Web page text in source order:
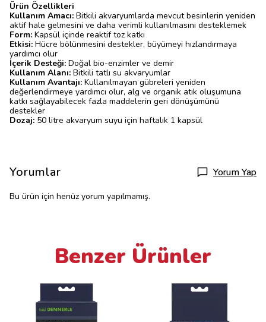
Ürün Özellikleri
Kullanım Amacı: Bitkili akvaryumlarda mevcut besinlerin yeniden
aktif hale gelmesini ve daha verimli kullanılmasını desteklemek
Form: Kapsül içinde reaktif toz katkı
Etkisi: Hücre bölünmesini destekler, büyümeyi hızlandırmaya
yardımcı olur
İçerik Desteği: Doğal bio-enzimler ve demir
Kullanım Alanı: Bitkili tatlı su akvaryumlar
Kullanım Avantajı: Kullanılmayan gübreleri yeniden
değerlendirmeye yardımcı olur, alg ve organik atık oluşumuna
katkı sağlayabilecek fazla maddelerin geri dönüşümünü
destekler
Dozaj: 50 litre akvaryum suyu için haftalık 1 kapsül
Yorumlar Yorum Yap
Bu ürün için henüz yorum yapılmamış.
Benzer Ürünler